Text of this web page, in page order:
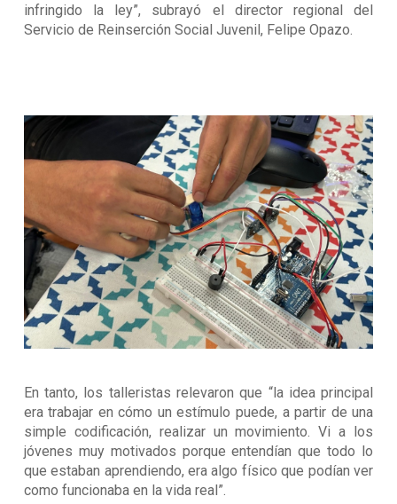
infringido la ley”, subrayó el director regional del
Servicio de Reinserción Social Juvenil, Felipe Opazo.
En tanto, los talleristas relevaron que “la idea principal
era trabajar en cómo un estímulo puede, a partir de una
simple codificación, realizar un movimiento. Vi a los
jóvenes muy motivados porque entendían que todo lo
que estaban aprendiendo, era algo físico que podían ver
como funcionaba en la vida real”.